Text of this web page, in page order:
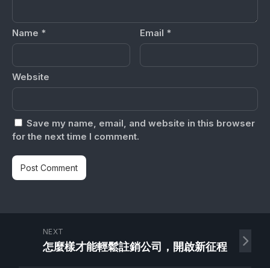
Name * Email *
Website
Save my name, email, and website in this browser
for the next time I comment.
NEXT
怎麼樣才能輕鬆註銷公司，開啟新征程